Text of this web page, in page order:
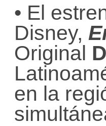
• El
Disney,
Original
en la